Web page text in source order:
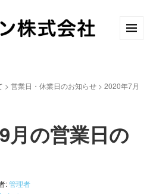
> 営業日・休業日のお知らせ > 2020年7月
月の営業日の
:管理者